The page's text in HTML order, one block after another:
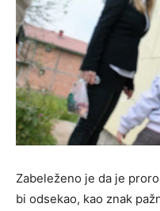
Zabeleženo je da je
bi odsekao, kao znak